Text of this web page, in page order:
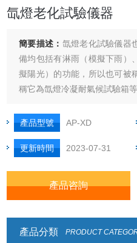
氙燈老化試驗儀器
簡要描述： 氙燈老化試驗儀器
備均包括有淋雨（模擬下雨）
擬陽光）的功能，所以也可被
稱它為氙燈冷凝耐氣候試驗箱等
產品型號 AP-XD
更新時間 2023-07-31
產品咨詢
產品分類 PRODUCT